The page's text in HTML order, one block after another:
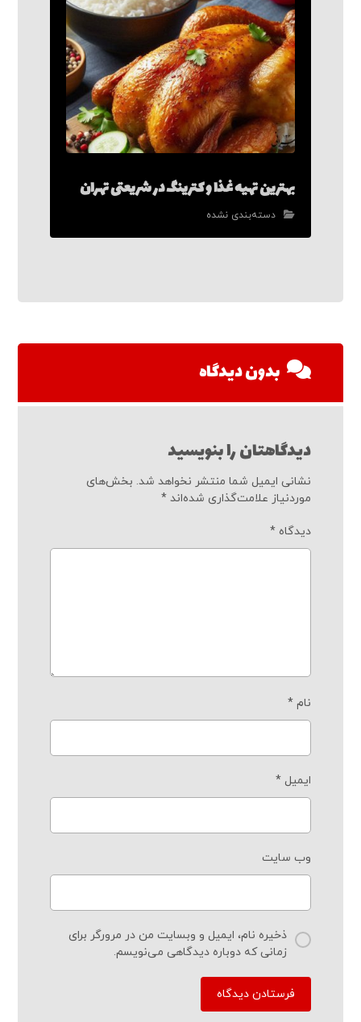
بهترین تهیه غذا و کترینگ در شریعتی تهران
دسته‌بندی نشده
بدون دیدگاه
دیدگاهتان را بنویسید
نشانی ایمیل شما منتشر نخواهد شد. بخش‌های
موردنیاز علامت‌گذاری شده‌اند*
دیدگاه*
نام*
ایمیل*
وب‌ سایت
ذخیره نام، ایمیل و وبسایت من در مرورگر برای
زمانی که دوباره دیدگاهی می‌نویسم.